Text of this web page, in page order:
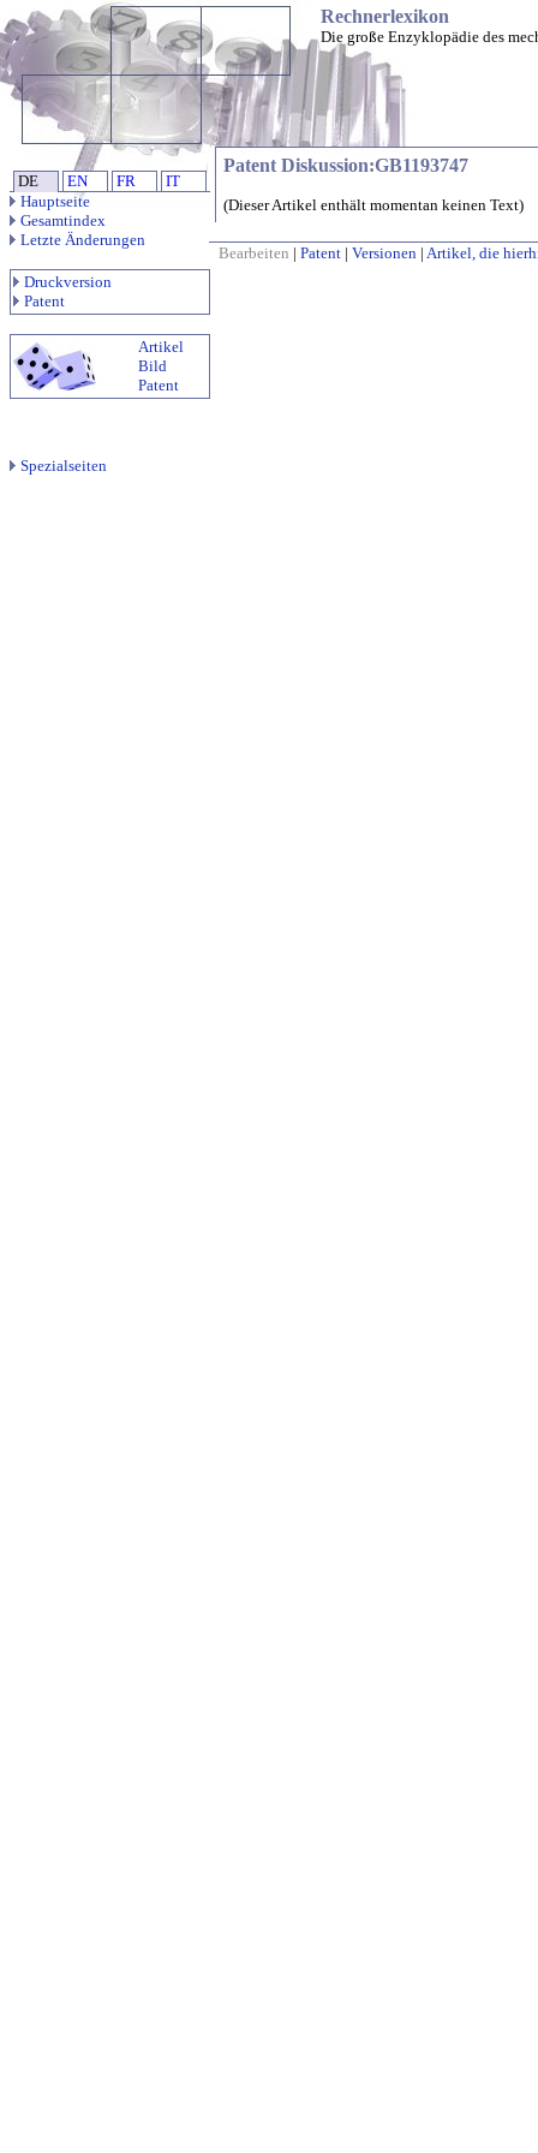
Rechnerlexikon
Die große Enzyklopädie des
DE EN FR
IT
Hauptseite
Gesamtindex
Letzte Änderungen
Druckversion
Patent
Artikel
Bild
Patent
Spezialseiten
Patent Diskussion:GB1193747
(Dieser Artikel enthält momentan keinen Text)
Bearbeiten | Patent | Versionen | Artikel, die